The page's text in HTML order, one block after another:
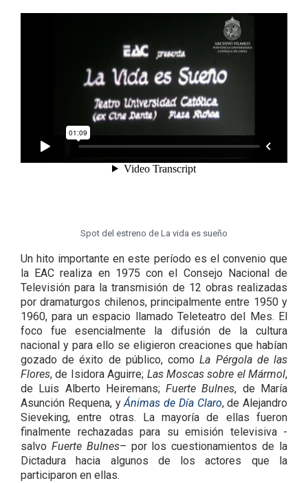
Spot del estreno de La vida es sueño
Un hito importante en este período es el convenio que
la EAC realiza en 1975 con el Consejo Nacional de
Televisión para la transmisión de 12 obras realizadas
por dramaturgos chilenos, principalmente entre 1950 y
1960, para un espacio llamado Teleteatro del Mes. El
foco fue esencialmente la difusión de la cultura
nacional y para ello se eligieron creaciones que habían
gozado de éxito de público, comoLa Pérgola de las
Flores, de Isidora Aguirre; Las Moscas sobre el Mármol,
de Luis Alberto Heiremans;Fuerte Bulnes, de María
Asunción Requena, yÁnimas de Día Claro, de Alejandro
Sieveking, entre otras. La mayoría de ellas fueron
finalmente rechazadas para su emisión televisiva -
salvo Fuerte Bulnes– por los cuestionamientos de la
Dictadura hacia algunos de los actores que la
participaron en ellas.